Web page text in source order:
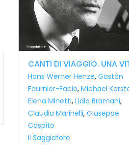
CANTI DI VIAGGIO. UNA
Hans Werner Henze, Gastón
Fournier-Facio, Michael
Elena Minetti, Lidia Bramani,
Claudia Marinelli, Giuseppe
Cospito
Il Saggiatore